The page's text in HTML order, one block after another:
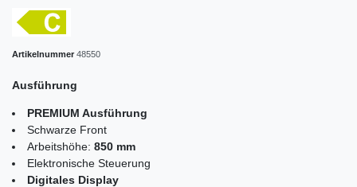
Artikelnummer 48550
Ausführung
PREMIUM Ausführung
Schwarze Front
Arbeitshöhe: 850 mm
Elektronische Steuerung
Digitales Display